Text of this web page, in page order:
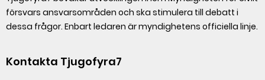
försvars ansvarsområden och ska stimulera till debatt i
dessa frågor. Enbart ledaren är myndighetens officiella linje.
Kontakta Tjugofyra7